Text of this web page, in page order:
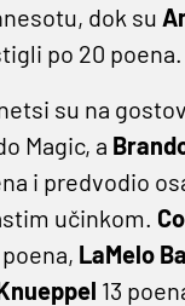
dok su
po 20 poena.
su na
Magic, a
i predvodio
učinkom.
LaMelo
13